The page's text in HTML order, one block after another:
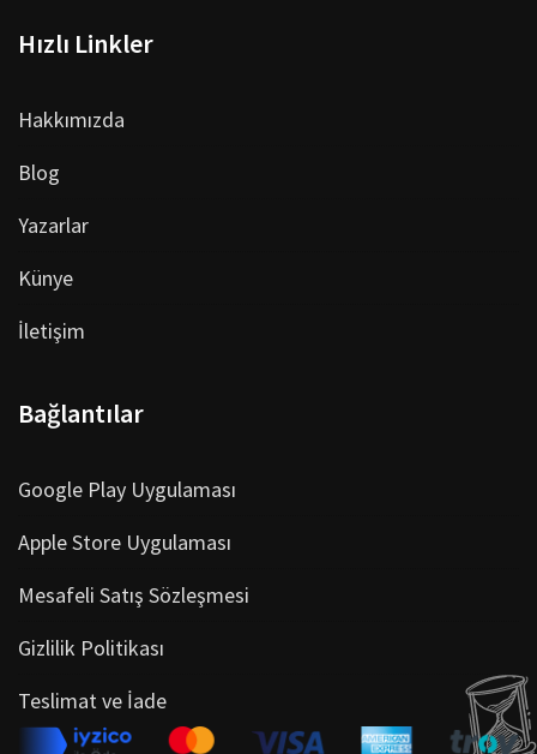
Hızlı Linkler
Hakkımızda
Blog
Yazarlar
Künye
İletişim
Bağlantılar
Google Play Uygulaması
Apple Store Uygulaması
Mesafeli Satış Sözleşmesi
Gizlilik Politikası
Teslimat ve İade